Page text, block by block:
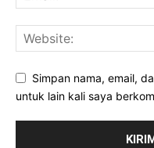
Simpan nama, email,
untuk lain kali saya